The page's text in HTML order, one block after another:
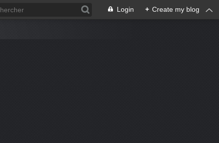
Login + Create my blog